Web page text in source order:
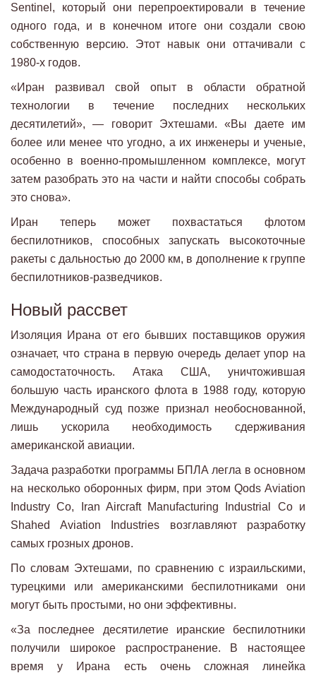
Sentinel, который они перепроектировали в течение
одного года, и в конечном итоге они создали свою
собственную версию. Этот навык они оттачивали с
1980-х годов.
«Иран развивал свой опыт в области обратной
технологии в течение последних нескольких
десятилетий», — говорит Эхтешами. «Вы даете им
более или менее что угодно, а их инженеры и ученые,
особенно в военно-промышленном комплексе, могут
затем разобрать это на части и найти способы собрать
это снова».
Иран теперь может похвастаться флотом
беспилотников, способных запускать высокоточные
ракеты с дальностью до 2000 км, в дополнение к группе
беспилотников-разведчиков.
Новый рассвет
Изоляция Ирана от его бывших поставщиков оружия
означает, что страна в первую очередь делает упор на
самодостаточность. Атака США, уничтожившая
большую часть иранского флота в 1988 году, которую
Международный суд позже признал необоснованной,
лишь ускорила необходимость сдерживания
американской авиации.
Задача разработки программы БПЛА легла в основном
на несколько оборонных фирм, при этом Qods Aviation
Industry Co, Iran Aircraft Manufacturing Industrial Co и
Shahed Aviation Industries возглавляют разработку
самых грозных дронов.
По словам Эхтешами, по сравнению с израильскими,
турецкими или американскими беспилотниками они
могут быть простыми, но они эффективны.
«За последнее десятилетие иранские беспилотники
получили широкое распространение. В настоящее
время у Ирана есть очень сложная линейка